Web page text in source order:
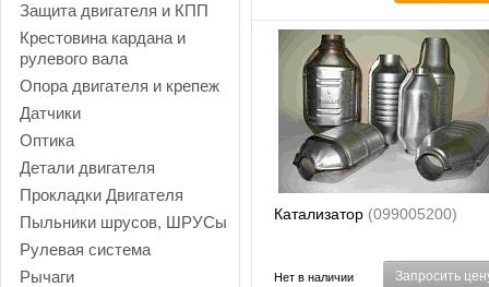
Защита двигателя и КПП
Крестовина кардана и
рулевого вала
Опора двигателя и крепеж
Датчики
Оптика
Детали двигателя
Прокладки Двигателя
Пыльники шрусов, ШРУСы
Рулевая система
Рычаги
Катализатор (099005200)
Нет в наличии Запросить